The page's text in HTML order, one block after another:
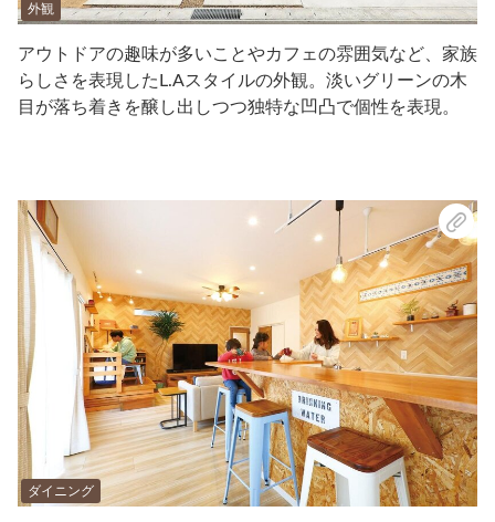
外観
アウトドアの趣味が多いことやカフェの雰囲気など、家族
らしさを表現したL.Aスタイルの外観。淡いグリーンの木
目が落ち着きを醸し出しつつ独特な凹凸で個性を表現。
ダイニング